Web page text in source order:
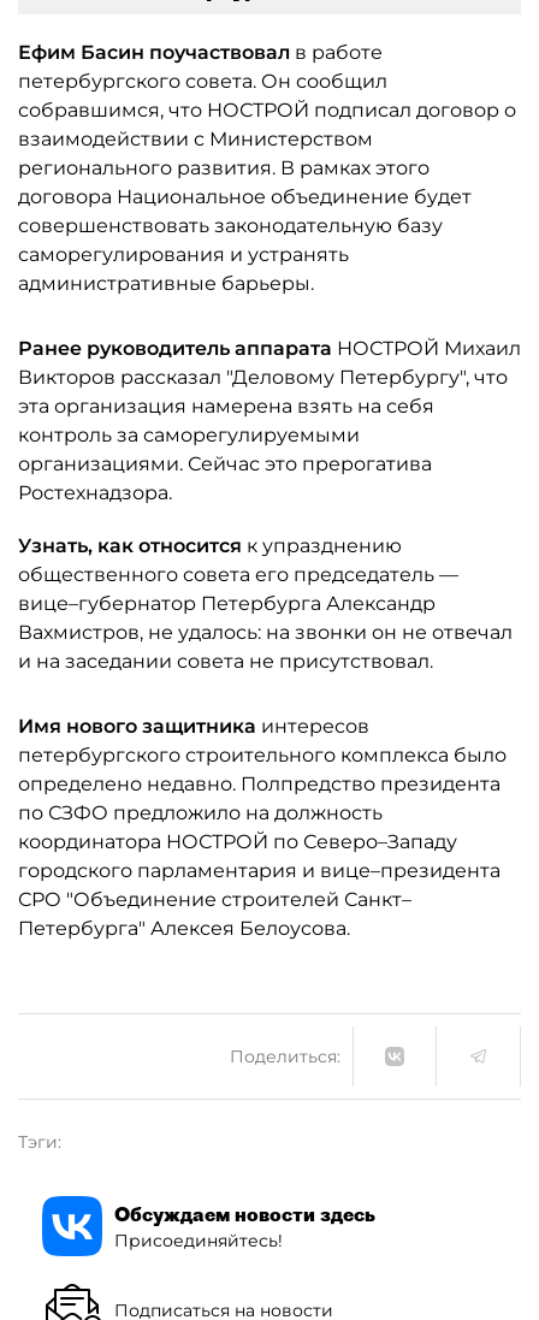
Ефим Басин поучаствовал в работе
петербургского совета. Он сообщил
собравшимся, что НОСТРОЙ подписал договор о
взаимодействии с Министерством
регионального развития. В рамках этого
договора Национальное объединение будет
совершенствовать законодательную базу
саморегулирования и устранять
административные барьеры.
Ранее руководитель аппарата НОСТРОЙ Михаил
Викторов рассказал "Деловому Петербургу", что
эта организация намерена взять на себя
контроль за саморегулируемыми
организациями. Сейчас это прерогатива
Ростехнадзора.
Узнать, как относится к упразднению
общественного совета его председатель —
вице–губернатор Петербурга Александр
Вахмистров, не удалось: на звонки он не отвечал
и на заседании совета не присутствовал.
Имя нового защитника интересов
петербургского строительного комплекса было
определено недавно. Полпредство президента
по СЗФО предложило на должность
координатора НОСТРОЙ по Северо–Западу
городского парламентария и вице–президента
СРО "Объединение строителей Санкт–
Петербурга" Алексея Белоусова.
Поделиться:
Тэги:
Обсуждаем новости здесь
Присоединяйтесь!
Подписаться на новости